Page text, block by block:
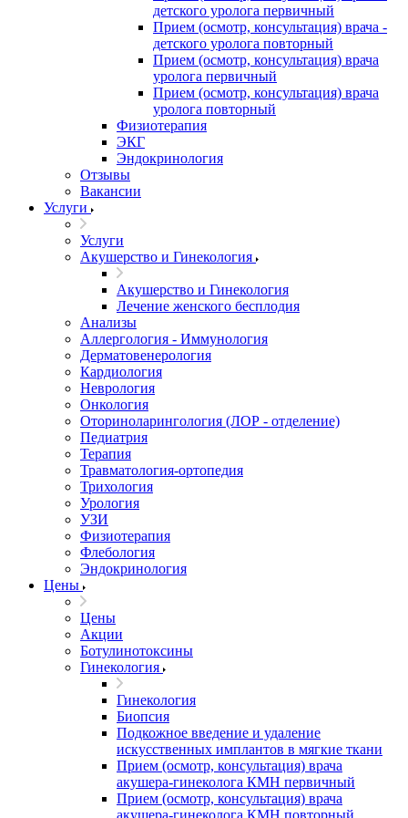
детского уролога первичный
Прием (осмотр, консультация) врача -
детского уролога повторный
Прием (осмотр, консультация) врача
уролога первичный
Прием (осмотр, консультация) врача
уролога повторный
Физиотерапия
ЭКГ
Эндокринология
Отзывы
Вакансии
Услуги
Услуги
Акушерство и Гинекология
Акушерство и Гинекология
Лечение женского бесплодия
Анализы
Аллергология - Иммунология
Дерматовенерология
Кардиология
Неврология
Онкология
Оториноларингология (ЛОР - отделение)
Педиатрия
Терапия
Травматология-ортопедия
Трихология
Урология
УЗИ
Физиотерапия
Флебология
Эндокринология
Цены
Цены
Акции
Ботулинотоксины
Гинекология
Гинекология
Биопсия
Подкожное введение и удаление
искусственных имплантов в мягкие ткани
Прием (осмотр, консультация) врача
акушера-гинеколога КМН первичный
Прием (осмотр, консультация) врача
акушера-гинеколога КМН повторный